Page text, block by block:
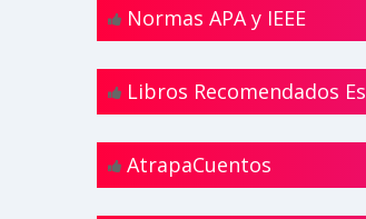
Normas APA y IEEE
Libros Recomendados
AtrapaCuentos